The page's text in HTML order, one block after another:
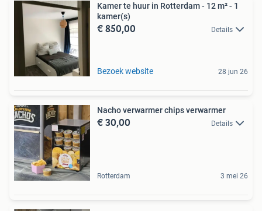
Kamer te huur in Rotterdam - 12 m² - 1
kamer(s)
€ 850,00 Details
Bezoek website 28 jun 26
Nacho verwarmer chips verwarmer
€ 30,00 Details
Rotterdam 3 mei 26